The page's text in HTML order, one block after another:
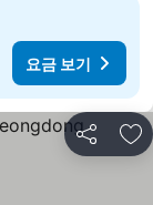
요금 보기
공유 즐